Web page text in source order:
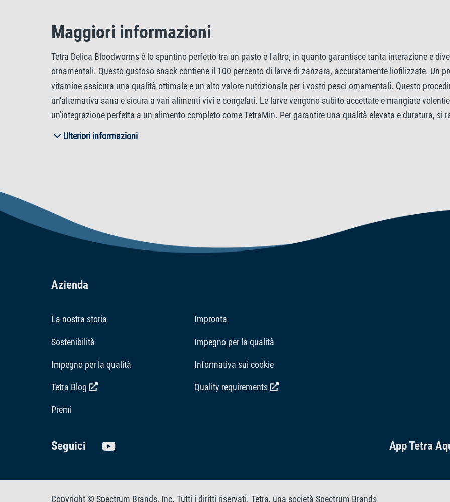
Maggiori informazioni
Tetra Delica Bloodworms è lo spuntino perfetto tra un pasto e l'altro, in quanto garantisce tanta interazione e
ornamentali. Questo gustoso snack contiene il 100 percento di larve di zanzara, accuratamente liofilizzate. Un
vitamine assicura una qualità ottimale e un alto valore nutrizionale per i vostri pesci ornamentali. Questo
un'alternativa sana e sicura a vari alimenti vivi e congelati. Le larve vengono subito accettate e mangiate
un'integrazione perfetta a un alimento completo come TetraMin. Per garantire una qualità elevata e duratura, si
Bloodworms in un luogo fresco e asciutto, lontano dalla luce solare.
Ulteriori informazioni
Azienda
La nostra storia Impronta
Sostenibilità Impegno per la qualità
Impegno per la qualità Informativa sui cookie
Tetra Blog Quality requirements
Premi
Seguici App Tetra
Copyright © Spectrum Brands, Inc. Tutti i diritti riservati. Tetra, una società Spectrum Brands